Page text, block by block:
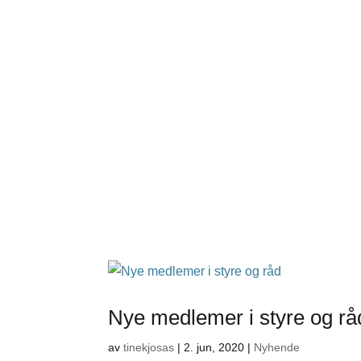
Nye medlemer i styre og
avtinekjosas | 2. jun, 2020 | Nyhende